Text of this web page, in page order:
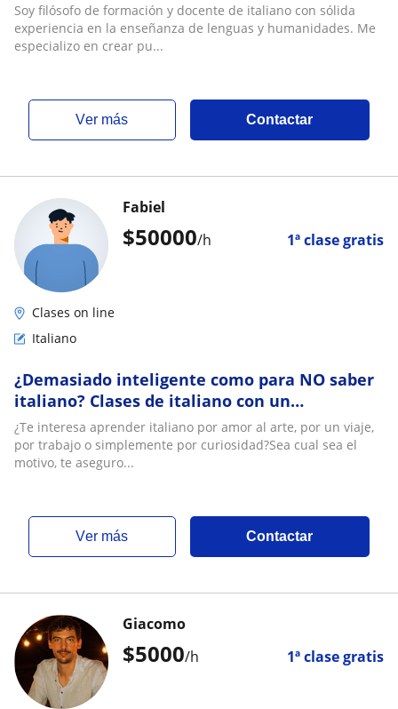
Soy filósofo de formación y docente de italiano con sólida
experiencia en la enseñanza de lenguas y humanidades. Me
especializo en crear pu...
ver más Contactar
$50000/h 1ª clase gratis
Fabiel
Clases on line
Italiano
¿Demasiado inteligente como para NO saber
italiano? Clases de italiano con un
doctorando en ingeniería, innovación y
estrategia
¿Te interesa aprender italiano por amor al arte, por un viaje,
por trabajo o simplemente por curiosidad?Sea cual sea el
motivo, te aseguro...
ver más Contactar
$5000/h 1ª clase gratis
Giacomo